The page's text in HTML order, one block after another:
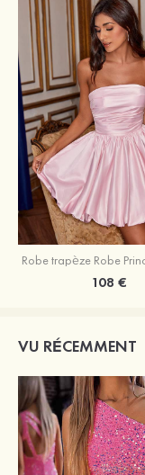
108 €
VU RÉCEMMENT